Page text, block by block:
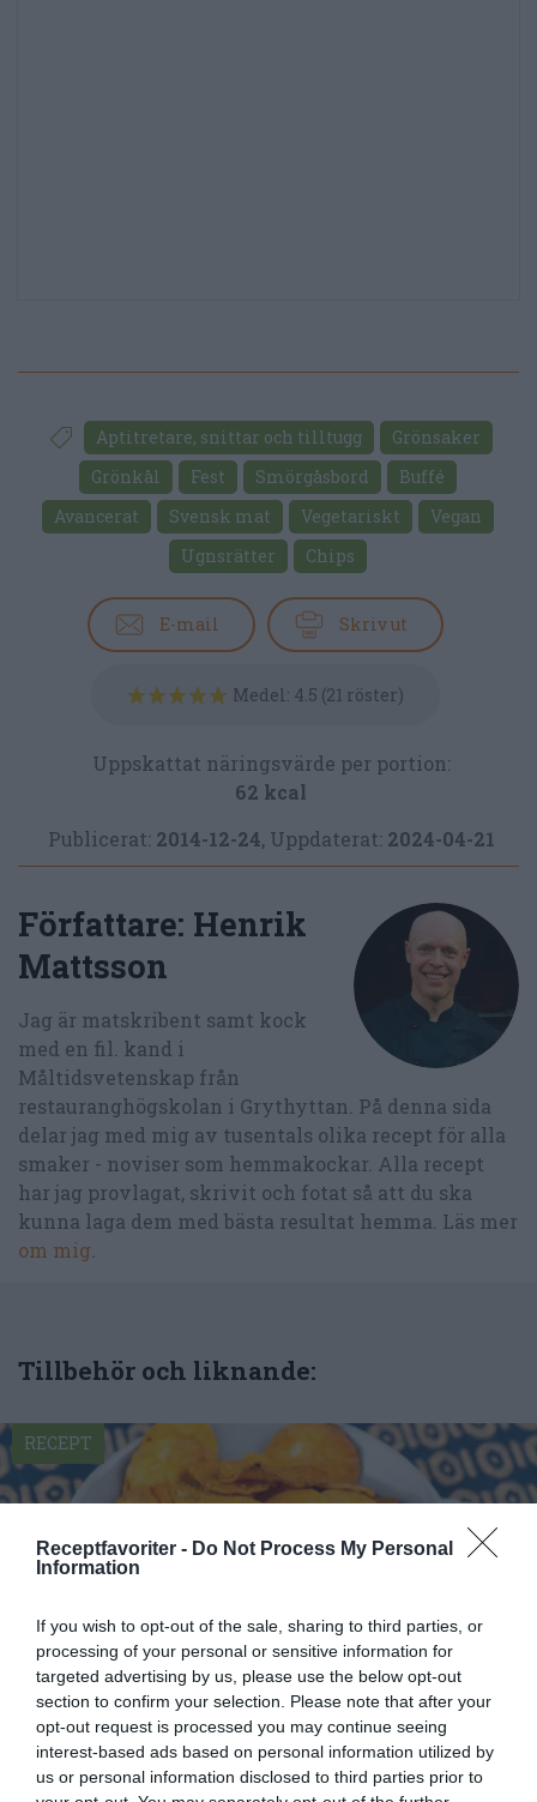
Receptfavoriter - Do Not Process My Personal
Information
If you wish to opt-out of the sale, sharing to third parties, or
processing of your personal or sensitive information for
targeted advertising by us, please use the below opt-out
section to confirm your selection. Please note that after your
opt-out request is processed you may continue seeing
interest-based ads based on personal information utilized by
us or personal information disclosed to third parties prior to
Aptitretare, snittar och tilltugg
Grönsaker
Grönkål
Fest Smörgåsbord
Buffé
Avancerat
Svensk mat Vegetariskt
Vegan
Ugnsrätter
Chips
E-mail Skriv ut
Medel: 4.5 (21 röster)
Uppskattat näringsvärde per portion:
62 kcal
Publicerat: 2014-12-24, Uppdaterat: 2024-04-21
Författare: Henrik
Mattsson
Jag är matskribent samt kock
med en fil. kand i
Måltidsvetenskap från
restauranghögskolan i Grythyttan. På denna sida
delar jag med mig av tusentals olika recept för alla
smaker - noviser som hemmakockar. Alla recept
har jag provlagat, skrivit och fotat så att du ska
kunna laga dem med bästa resultat hemma. Läs mer
om mig
Tillbehör och liknande:
Sötpotatissnacks eller sötpotatischips
RECEPT